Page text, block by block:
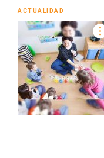
ACTUALIDAD